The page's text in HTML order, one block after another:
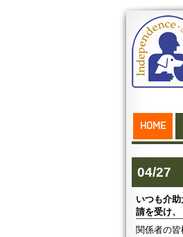
HOME
04/27
いつも介
請を受け、
関係者の皆